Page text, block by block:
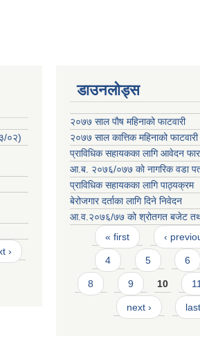
०२)
›
डाउनलोड्स
२०७७ साल पाैष महिनाको फाटवारी
२०७७ साल कात्तिक महिनाको फाटवारी
प्राविधिक सहायकका लागि आवेदन
आ.ब. २०७६/०७७ काे नागरिक वडा
प्राविधिक सहायकका लागि पाठ्यक्रम
बेरोजगार दर्ताका लागि दिने निवेदन
आ.व.२०७६/७७ को श्रोतगत बजेट
Pages
« first ‹
4 5 6
8 9 10 11
next ›